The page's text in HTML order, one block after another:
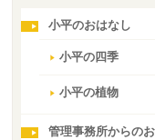
小平のおはなし
小平の四季
小平の植物
管理事務所からの